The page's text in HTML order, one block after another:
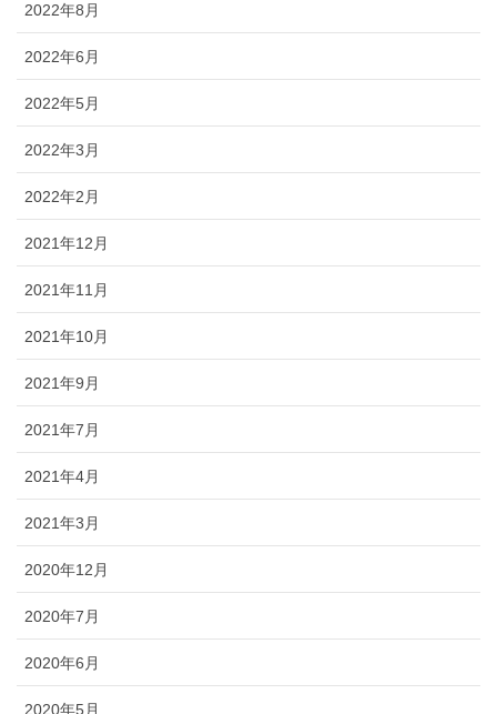
2022年8月
2022年6月
2022年5月
2022年3月
2022年2月
2021年12月
2021年11月
2021年10月
2021年9月
2021年7月
2021年4月
2021年3月
2020年12月
2020年7月
2020年6月
2020年5月